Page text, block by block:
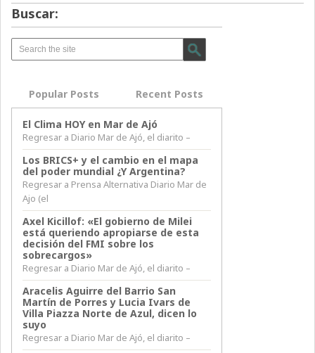
Buscar:
Popular Posts Recent Posts
El Clima HOY en Mar de Ajó
Regresar a Diario Mar de Ajó, el diarito –
Los BRICS+ y el cambio en el mapa
del poder mundial ¿Y Argentina?
Regresar a Prensa Alternativa Diario Mar de
Ajo (el
Axel Kicillof: «El gobierno de Milei
está queriendo apropiarse de esta
decisión del FMI sobre los
sobrecargos»
Regresar a Diario Mar de Ajó, el diarito –
Aracelis Aguirre del Barrio San
Martín de Porres y Lucia Ivars de
Villa Piazza Norte de Azul, dicen lo
suyo
Regresar a Diario Mar de Ajó, el diarito –